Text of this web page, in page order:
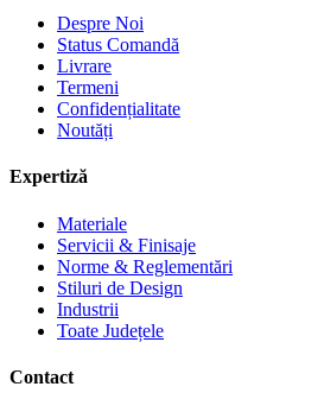
Despre Noi
Status Comandă
Livrare
Termeni
Confidențialitate
Noutăți
Expertiză
Materiale
Servicii & Finisaje
Norme & Reglementări
Stiluri de Design
Industrii
Toate Județele
Contact